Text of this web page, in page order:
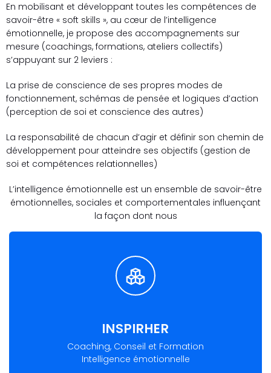
En mobilisant et développant toutes les compétences de
savoir-être « soft skills », au cœur de l’intelligence
émotionnelle, je propose des accompagnements sur
mesure (coachings, formations, ateliers collectifs)
s’appuyant sur 2 leviers :
La prise de conscience de ses propres modes de
fonctionnement, schémas de pensée et logiques d’action
(perception de soi et conscience des autres)
La responsabilité de chacun d’agir et définir son chemin de
développement pour atteindre ses objectifs (gestion de
soi et compétences relationnelles)
L’intelligence émotionnelle est un ensemble de savoir-être
émotionnelles, sociales et comportementales influençant
la façon dont nous
INSPIRHER
Coaching, Conseil et Formation
Intelligence émotionnelle